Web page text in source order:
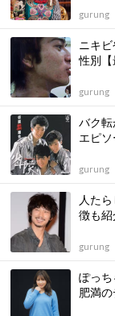
gurung
ニキ
性別【
gurung
バク
エピ
gurung
人た
徴も紹
gurung
ぽっち
肥満の